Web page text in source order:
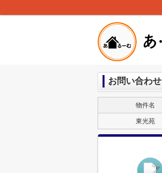
お問い合わせ
物件名
東光苑